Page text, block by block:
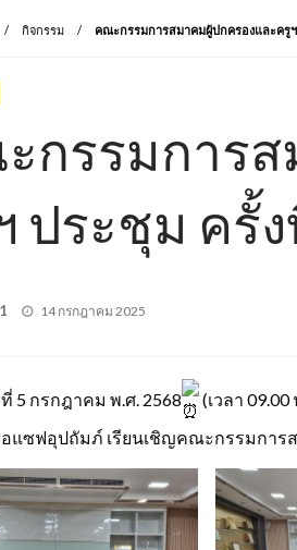
กิจกรรม คณะกรรมการสมาคมผู้ปกครองและครูฯ
กรรมการส
ประชุม ครั้
Posted
14 กรกฎาคม 2025
5 กรกฎาคม พ.ศ. 2568
(เวลา
อแซฟอุปถัมภ์ เรียนเชิญคณะกรรมกา